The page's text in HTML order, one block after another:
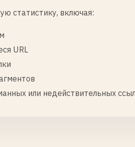
статистику, включая:
URL
или недействительных